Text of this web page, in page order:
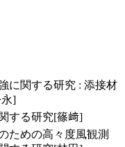
に関する研究 : 添接材
]
する研究[篠﨑]
ための高々度風観測